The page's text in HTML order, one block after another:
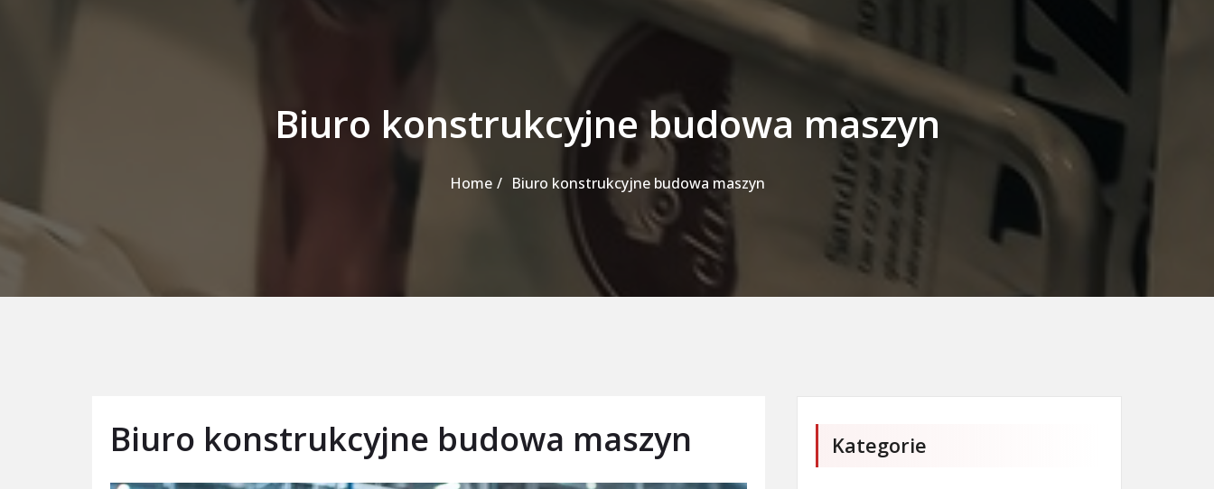
Biuro konstrukcyjne budowa maszyn
Home Biuro konstrukcyjne budowa maszyn
Biuro konstrukcyjne budowa maszyn Kategorie